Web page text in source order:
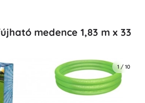
medence 1,83 m x 33
1/ 10